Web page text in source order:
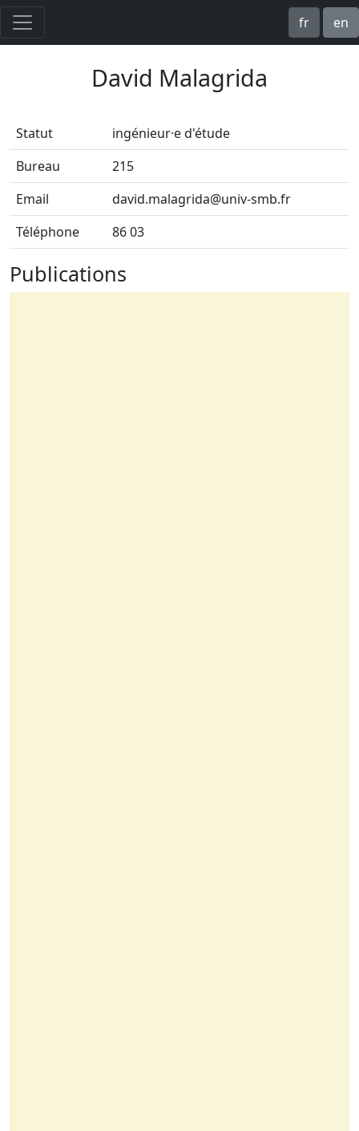
fr en
David Malagrida
Statut
ingénieur·e d'étude
Bureau
215
Email
david.malagrida@univ-smb.fr
Téléphone
86 03
Publications